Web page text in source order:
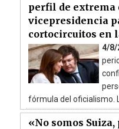
perfil de extrema
vicepresidencia
cortocircuitos en
4/8/
fórmula del oficialismo.
«No somos